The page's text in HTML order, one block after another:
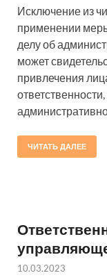
Исключение из
применении
делу об
может
привлечения
ЧИТАТЬ ДАЛЕЕ
10.03.2023